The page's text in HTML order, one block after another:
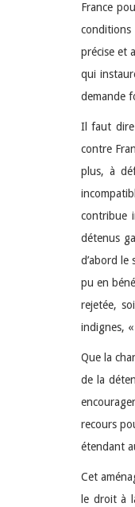
France
conditions
précise et
qui
demande
Il faut dire
contre
plus, à
contribue
détenus
d’abord le
pu en
rejetée,
indignes,
Que la
de la
recours
étendant
Cet
le droit à